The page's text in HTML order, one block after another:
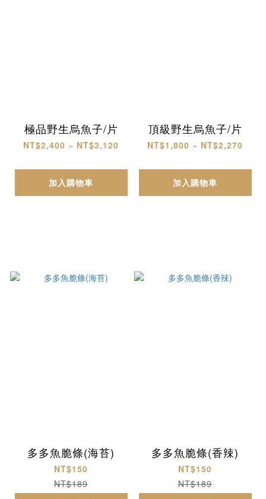
極品野生烏魚子/片
NT$2,400 ~ NT$3,120
加入購物車
頂級野生烏魚子/片
NT$1,800 ~ NT$2,270
加入購物車
多多魚脆條(海苔)
NT$150
NT$189
多多魚脆條(香辣)
NT$150
NT$189